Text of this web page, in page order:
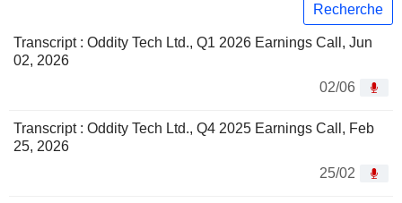
Recherche
Transcript : Oddity Tech Ltd., Q1 2026 Earnings Call, Jun
02, 2026
02/06
Transcript : Oddity Tech Ltd., Q4 2025 Earnings Call, Feb
25, 2026
25/02